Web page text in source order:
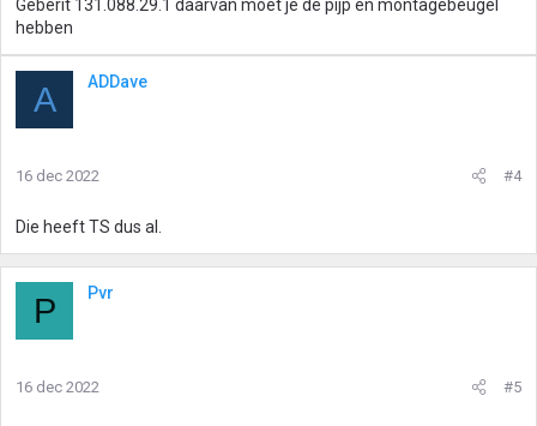
e
n
:
Geberit 131.088.29.1 daarvan moet je de pijp en montagebeugel
hebben
A ADDave
16 dec 2022 #4
Die heeft TS dus al.
P Pvr
16 dec 2022 #5